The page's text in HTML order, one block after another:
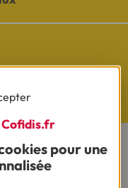
Cofidis.fr
pour une